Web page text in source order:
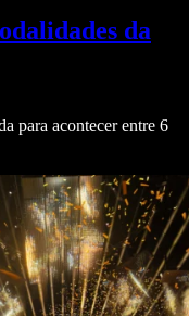
da
para acontecer entre 6